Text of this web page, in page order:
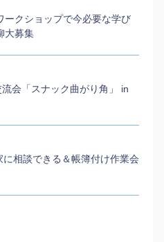
ークショップで今必要な学び
大募集
会「スナック曲がり角」 in
相談できる＆帳簿付け作業会